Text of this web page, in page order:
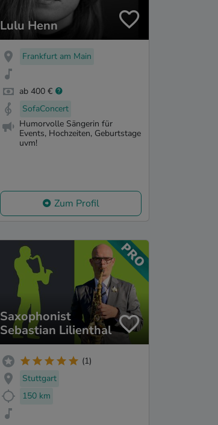
Lulu Henn
Frankfurt am Main
ab 400 €
SofaConcert
Humorvolle Sängerin für
Events, Hochzeiten, Geburtstage
uvm!
Zum Profil
Saxophonist
Sebastian Lilienthal
(1)
Stuttgart
150 km